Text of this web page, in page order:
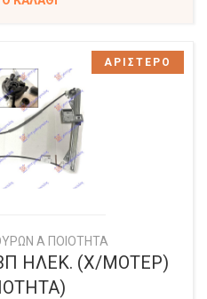
Α ΠΟΙΟΤΗΤΑ
ΗΛΕΚ. (Χ/ΜΟΤΕΡ)
ΑΡΙΣΤΕΡΟ